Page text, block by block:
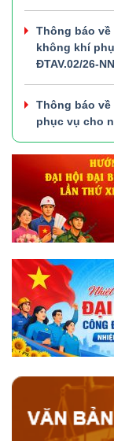
Thông báo về
không khí
ĐTAV.02/26-NN
Thông báo
phục vụ cho